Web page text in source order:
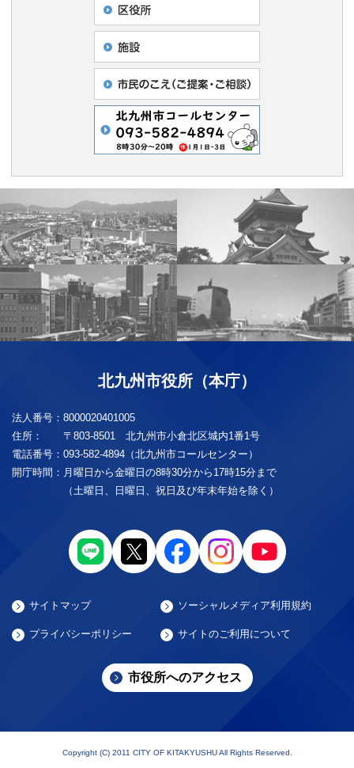
北九州市役所（本庁）
法人番号： 8000020401005
住所：
〒803-8501 北九州市小倉北区城内1番1号
電話番号： 093-582-4894（北九州市コールセンター）
開庁時間： 月曜日から金曜日の8時30分から17時15分まで
（土曜日、日曜日、祝日及び年末年始を除く）
サイトマップ ソーシャルメディア利用規約
プライバシーポリシー サイトのご利用について
市役所へのアクセス
Copyright (C) 2011 CITY OF KITAKYUSHU All Rights Reserved.